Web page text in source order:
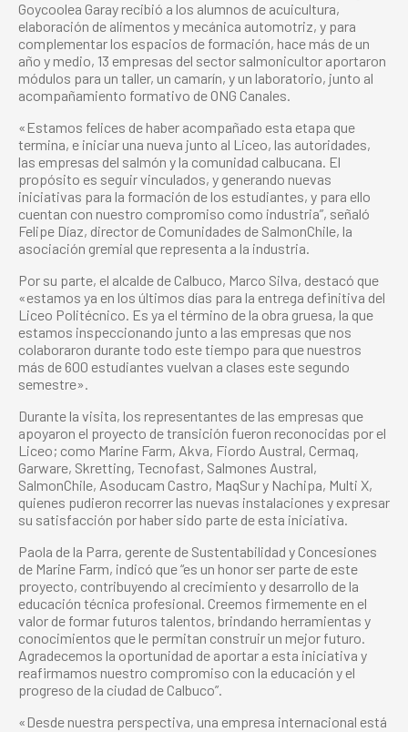
Goycoolea Garay recibió a los alumnos de acuicultura,
elaboración de alimentos y mecánica automotriz, y para
complementar los espacios de formación, hace más de un
año y medio, 13 empresas del sector salmonicultor aportaron
módulos para un taller, un camarín, y un laboratorio, junto al
acompañamiento formativo de ONG Canales.
«Estamos felices de haber acompañado esta etapa que
termina, e iniciar una nueva junto al Liceo, las autoridades,
las empresas del salmón y la comunidad calbucana. El
propósito es seguir vinculados, y generando nuevas
iniciativas para la formación de los estudiantes, y para ello
cuentan con nuestro compromiso como industria”, señaló
Felipe Díaz, director de Comunidades de SalmonChile, la
asociación gremial que representa a la industria.
Por su parte, el alcalde de Calbuco, Marco Silva, destacó que
«estamos ya en los últimos días para la entrega definitiva del
Liceo Politécnico. Es ya el término de la obra gruesa, la que
estamos inspeccionando junto a las empresas que nos
colaboraron durante todo este tiempo para que nuestros
más de 600 estudiantes vuelvan a clases este segundo
semestre».
Durante la visita, los representantes de las empresas que
apoyaron el proyecto de transición fueron reconocidas por el
Liceo; como Marine Farm, Akva, Fiordo Austral, Cermaq,
Garware, Skretting, Tecnofast, Salmones Austral,
SalmonChile, Asoducam Castro, MaqSur y Nachipa, Multi X,
quienes pudieron recorrer las nuevas instalaciones y expresar
su satisfacción por haber sido parte de esta iniciativa.
Paola de la Parra, gerente de Sustentabilidad y Concesiones
de Marine Farm, indicó que “es un honor ser parte de este
proyecto, contribuyendo al crecimiento y desarrollo de la
educación técnica profesional. Creemos firmemente en el
valor de formar futuros talentos, brindando herramientas y
conocimientos que le permitan construir un mejor futuro.
Agradecemos la oportunidad de aportar a esta iniciativa y
reafirmamos nuestro compromiso con la educación y el
progreso de la ciudad de Calbuco”.
«Desde nuestra perspectiva, una empresa internacional está